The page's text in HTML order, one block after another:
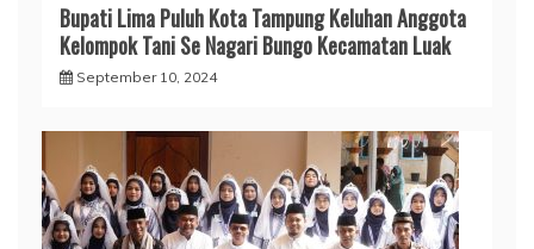
Bupati Lima Puluh Kota Tampung Keluhan Anggota
Kelompok Tani Se Nagari Bungo Kecamatan Luak
September 10, 2024